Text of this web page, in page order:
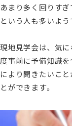
あまり多く回りす
という人も多いよう
現地見学会は、気
度事前に予備知識
により聞きたいこ
とができます。